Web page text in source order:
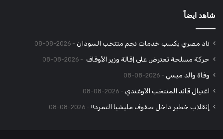
شاهد ايضاً
ناد مصري يكسب خدمات نجم منتخب السودان 2026-08-08
حركة مسلحة تعترض على إقالة وزير الأوقاف 2026-08-08
وفاة والد ميسي 2026-08-08
اغتيال قائد المنتخب الأوغندي 2026-08-08
إنقلاب خطير داخل صفوف مليشيا التمرد!! 2026-08-08